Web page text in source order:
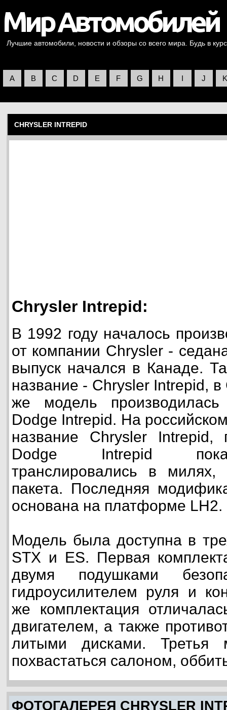
Лучшие автомобили, новости и обзоры со всего мира. Будь в
A B C D E F G H I J K
CHRYSLER INTREPID
Chrysler Intrepid:
В 1992 году началось
от компании Chrysler -
выпуск начался в Канаде.
название - Chrysler Intrepid,
же модель
Dodge Intrepid. На
название Chrysler Intrepid,
Dodge Intrepid
транслировались в
пакета. Последняя
основана на платформе LH2.
Модель была доступна в
STX и ES. Первая
двумя подушками
гидроусилителем руля и
же комплектация
двигателем, а также
литыми дисками. Третья
похвастаться салоном,
ФОТОГАЛЕРЕЯ CHRYSLER